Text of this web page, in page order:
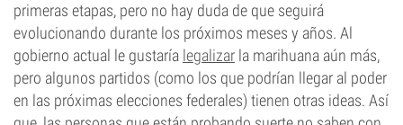
primeras etapas, pero no hay duda de que seguirá
evolucionando durante los próximos meses y años. Al
gobierno actual le gustaría legalizar la marihuana aún más,
pero algunos partidos (como los que podrían llegar al poder
en las próximas elecciones federales) tienen otras ideas. Así